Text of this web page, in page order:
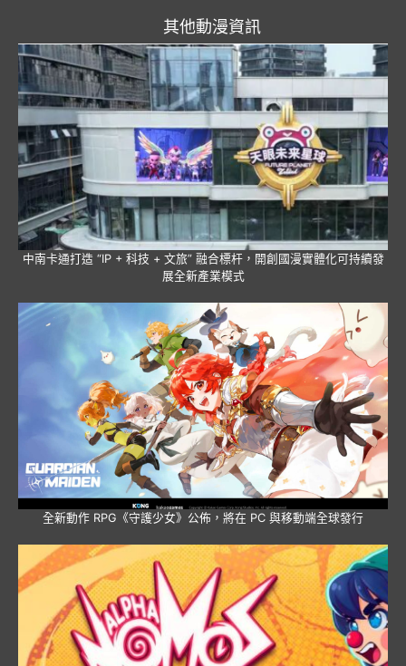
其他動漫資訊
中南卡通打造 “IP + 科技 + 文旅” 融合標杆，開創國漫實體化可持續發
展全新產業模式
全新動作 RPG《守護少女》公佈，將在 PC 與移動端全球發行